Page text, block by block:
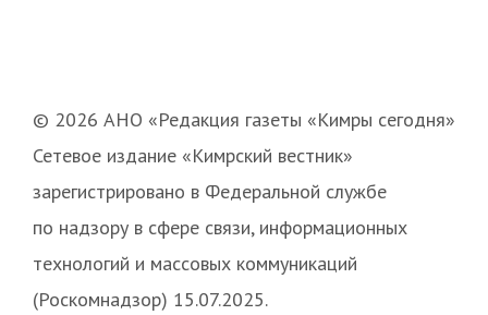
© 2026 АНО «Редакция газеты «Кимры сегодня»
Сетевое издание «Кимрский вестник»
зарегистрировано в Федеральной службе
по надзору в сфере связи, информационных
технологий и массовых коммуникаций
(Роскомнадзор) 15.07.2025.